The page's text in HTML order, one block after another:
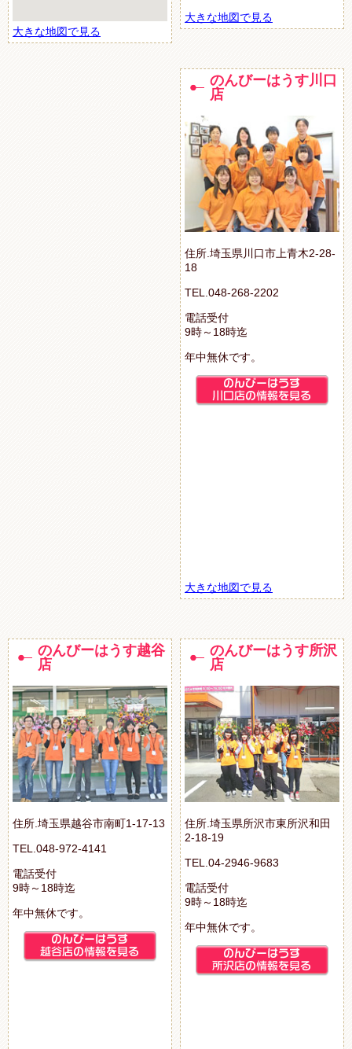
大きな地図で見る
大きな地図で見る
のんびーはうす川口
店
住所.埼玉県川口市上青木2-28-
18
TEL.048-268-2202
電話受付
9時～18時迄
年中無休です。
大きな地図で見る
のんびーはうす越谷
店
住所.埼玉県越谷市南町1-17-13
TEL.048-972-4141
電話受付
9時～18時迄
年中無休です。
のんびーはうす所沢
店
住所.埼玉県所沢市東所沢和田
2-18-19
TEL.04-2946-9683
電話受付
9時～18時迄
年中無休です。